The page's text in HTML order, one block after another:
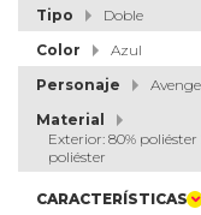
Tipo
Doble
Color
Azul
Personaje
Material
Exterior: 80%
poliéster
CARACTERÍSTICAS